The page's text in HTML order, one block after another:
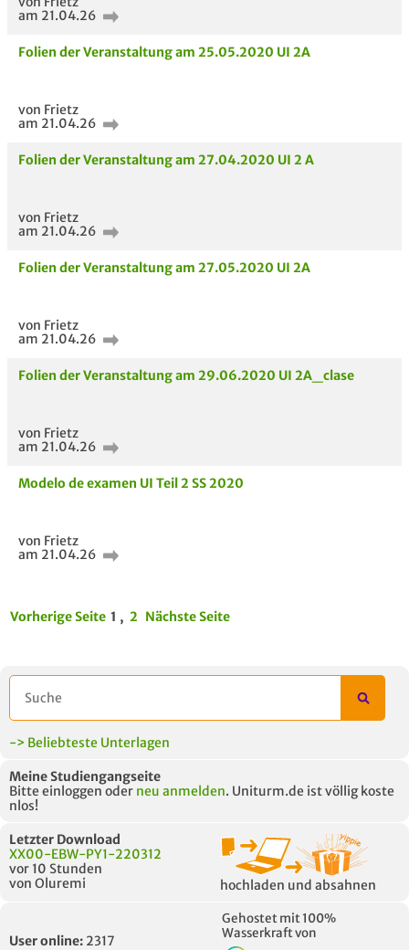
am 21.04.26
Folien der Veranstaltung am 25.05.2020 UI 2A
von Frietz
am 21.04.26
Folien der Veranstaltung am 27.04.2020 UI 2 A
von Frietz
am 21.04.26
Folien der Veranstaltung am 27.05.2020 UI 2A
von Frietz
am 21.04.26
Folien der Veranstaltung am 29.06.2020 UI 2A_clase
von Frietz
am 21.04.26
Modelo de examen UI Teil 2 SS 2020
von Frietz
am 21.04.26
Vorherige Seite 1 , 2 Nächste Seite
-> Beliebteste Unterlagen
Meine Studiengangseite
Bitte einloggen oder neu anmelden. Uniturm.de ist völlig koste
nlos!
Letzter Download
XX00-EBW-PY1-220312
vor 10 Stunden
von Oluremi
hochladen und absahnen
User online: 2317
Gehostet mit 100%
Wasserkraft von